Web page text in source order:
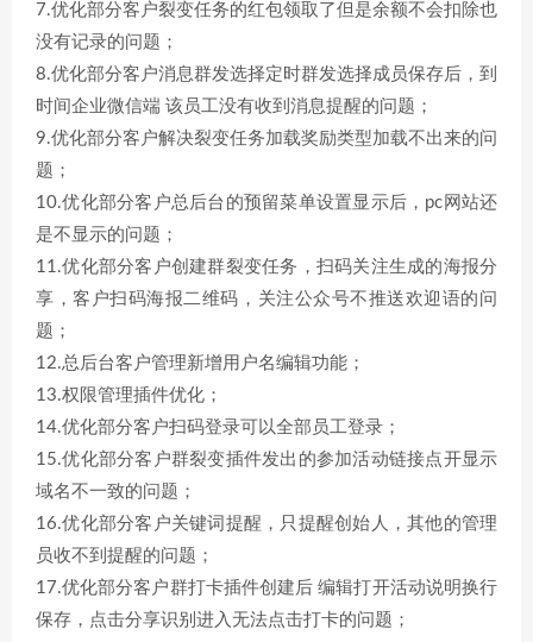
7.优化部分客户裂变任务的红包领取了但是余额不会扣除也
没有记录的问题；
8.优化部分客户消息群发选择定时群发选择成员保存后，到
时间企业微信端 该员工没有收到消息提醒的问题；
9.优化部分客户解决裂变任务加载奖励类型加载不出来的问
题；
10.优化部分客户总后台的预留菜单设置显示后，pc网站还
是不显示的问题；
11.优化部分客户创建群裂变任务，扫码关注生成的海报分
享，客户扫码海报二维码，关注公众号不推送欢迎语的问
题；
12.总后台客户管理新增用户名编辑功能；
13.权限管理插件优化；
14.优化部分客户扫码登录可以全部员工登录；
15.优化部分客户群裂变插件发出的参加活动链接点开显示
域名不一致的问题；
16.优化部分客户关键词提醒，只提醒创始人，其他的管理
员收不到提醒的问题；
17.优化部分客户群打卡插件创建后 编辑打开活动说明换行
保存，点击分享识别进入无法点击打卡的问题；